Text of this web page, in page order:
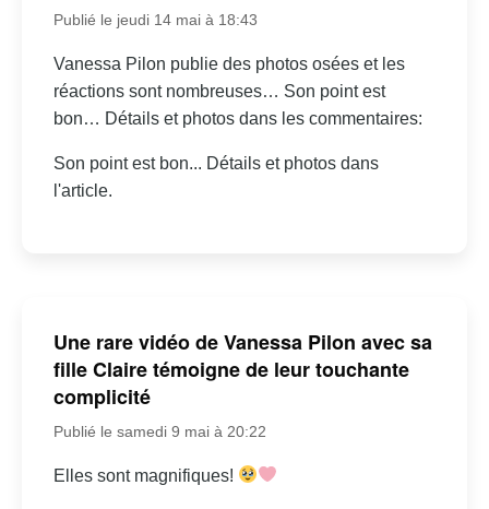
Publié le jeudi 14 mai à 18:43
Vanessa Pilon publie des photos osées et les
réactions sont nombreuses… Son point est
bon… Détails et photos dans les commentaires:
Son point est bon... Détails et photos dans
l'article.
Une rare vidéo de Vanessa Pilon avec sa
fille Claire témoigne de leur touchante
complicité
Publié le samedi 9 mai à 20:22
Elles sont magnifiques!